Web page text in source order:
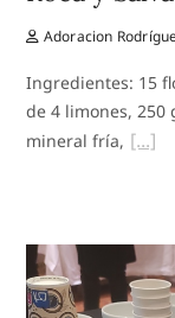
Adoracion
Ingredientes: 15
de 4 limones, 250
mineral fría,